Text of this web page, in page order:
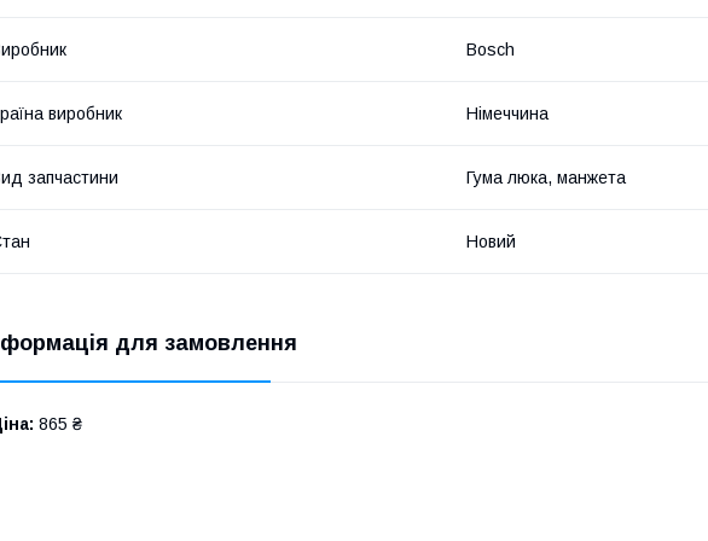
Bosch
виробник Німеччина
запчастини Гума люка, манжета
Новий
для замовлення
865 ₴